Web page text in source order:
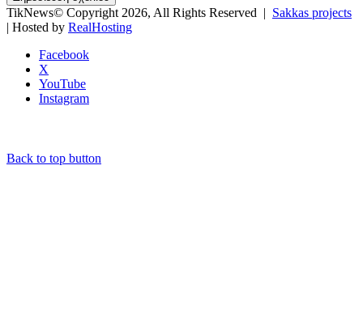
TikNews© Copyright 2026, All Rights Reserved | Sakkas projects
| Hosted by RealHosting
Facebook
X
YouTube
Instagram
Back to top button